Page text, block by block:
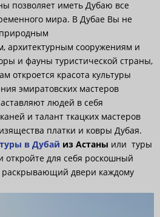
позволяет иметь Дубаю все
мира. В Дубае Вы не
архитектурным сооружениям и
и фауны туристической страны,
откроется красота культуры
эмиратовских мастеров
людей в себя
и талант ткацких мастеров
платки и ковры Дубая.
в Дубай из Астаны или туры
откройте для себя роскошный
раскрывающий двери каждому